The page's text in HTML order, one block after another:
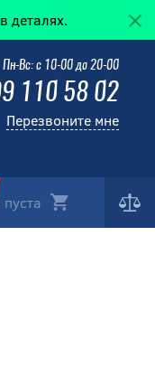
Пн-Вс: с 10-00 до 20-00
110 58 02
Перезвоните мне